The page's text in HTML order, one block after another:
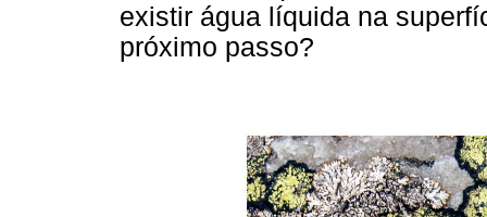
existir água líquida na
próximo passo?